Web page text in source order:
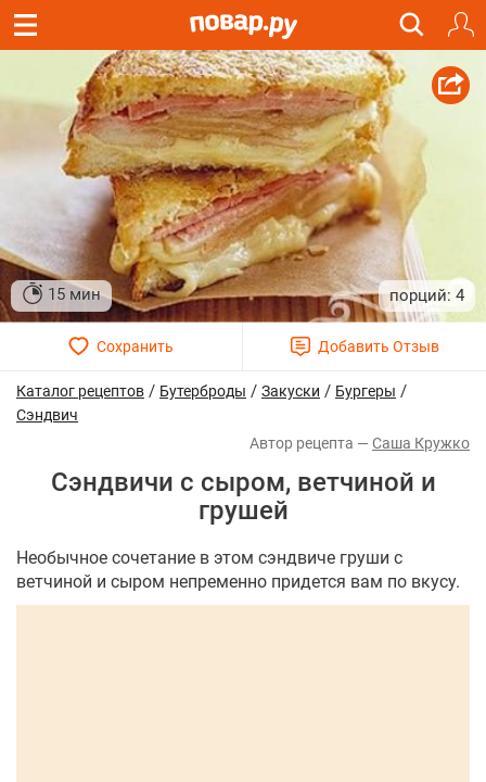
15 мин 4
Каталог рецептов / Бутерброды / Закуски / Бургеры /
Сэндвич
Саша Кружко
Сэндвичи с сыром, ветчиной и
грушей
Необычное сочетание в этом сэндвиче груши с
ветчиной и сыром непременно придется вам по вкусу.